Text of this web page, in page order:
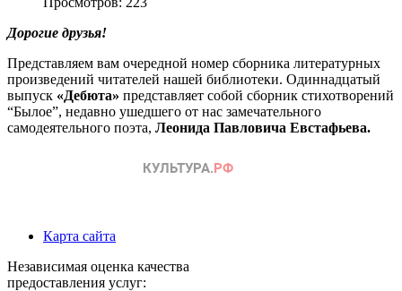
Дорогие друзья!
Представляем вам очередной номер сборника литературных
произведений читателей нашей библиотеки. Одиннадцатый
выпуск «Дебюта» представляет собой сборник стихотворений
“Былое”, недавно ушедшего от нас замечательного
самодеятельного поэта, Леонида Павловича Евстафьева.
Карта сайта
Независимая оценка качества
предоставления услуг: